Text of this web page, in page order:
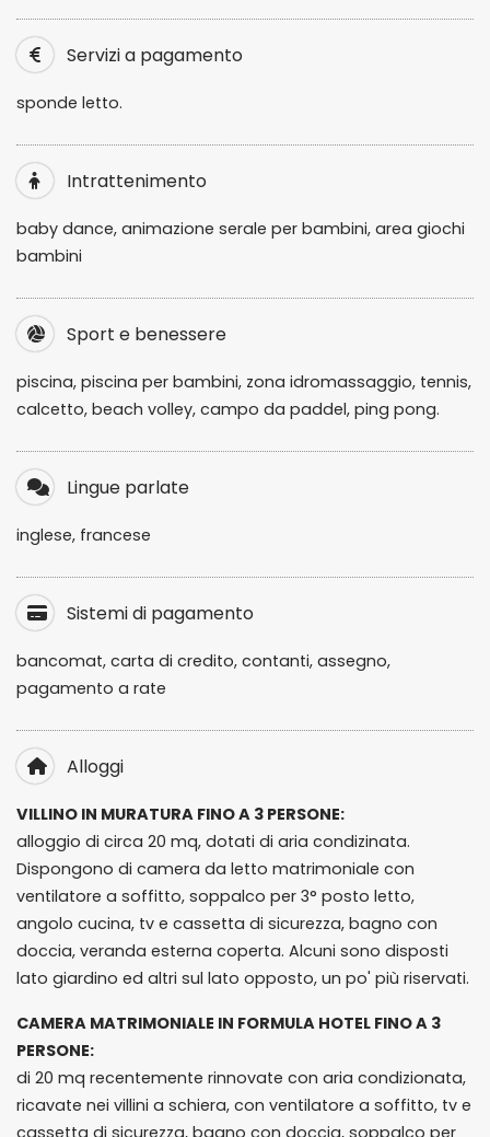
Servizi a pagamento
sponde letto.
Intrattenimento
baby dance, animazione serale per bambini, area giochi
bambini
Sport e benessere
piscina, piscina per bambini, zona idromassaggio, tennis,
calcetto, beach volley, campo da paddel, ping pong.
Lingue parlate
inglese, francese
Sistemi di pagamento
bancomat, carta di credito, contanti, assegno,
pagamento a rate
Alloggi
VILLINO IN MURATURA FINO A 3 PERSONE:
alloggio di circa 20 mq, dotati di aria condizinata.
Dispongono di camera da letto matrimoniale con
ventilatore a soffitto, soppalco per 3° posto letto,
angolo cucina, tv e cassetta di sicurezza, bagno con
doccia, veranda esterna coperta. Alcuni sono disposti
lato giardino ed altri sul lato opposto, un po' più riservati.
CAMERA MATRIMONIALE IN FORMULA HOTEL FINO A 3
PERSONE:
di 20 mq recentemente rinnovate con aria condizionata,
ricavate nei villini a schiera, con ventilatore a soffitto, tv e
cassetta di sicurezza, bagno con doccia, soppalco per